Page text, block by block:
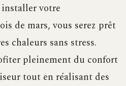
votre
de mars, vous serez prêt
chaleurs sans stress.
pleinement du confort
tout en réalisant des